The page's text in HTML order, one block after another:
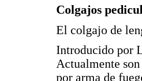
Colgajos
El colgajo de
Introducido por
Actualmente
por arma de